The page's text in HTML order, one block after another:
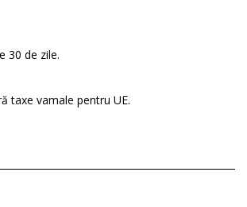
30 de zile.
taxe vamale pentru UE.